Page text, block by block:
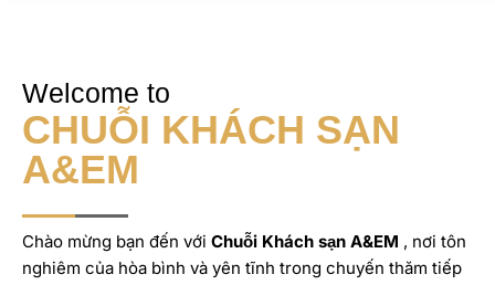
Welcome to
CHUỖI KHÁCH SẠN
A&EM
Chào mừng bạn đến với Chuỗi Khách sạn A&EM , nơi tôn
nghiêm của hòa bình và yên tĩnh trong chuyến thăm tiếp